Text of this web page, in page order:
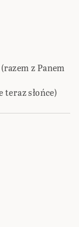
z Panem
teraz słońce)